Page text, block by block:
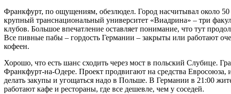
Франкфурт, по ощущениям, обезлюдел. Город насчитывал около
крупный транснациональный университет «Виадрина» – три
клубов. Большое впечатление оставляет понимание, что тут
Все пивные пабы – гордость Германии – закрыты или работают
кофеен.
Хорошо, что есть шанс сходить через мост в польский Слубице.
Франкфурт-на-Одере. Проект продвигают на средства
делать закупы и угощаться надо в Польше. В Германии в 21:00
работают кафе и рестораны, где все дешевле, чем у соседей.